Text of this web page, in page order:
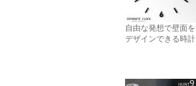
自由な発想で壁面を
デザインできる時計